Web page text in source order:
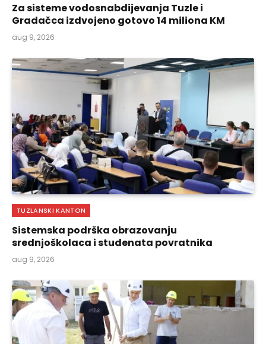
Za sisteme vodosnabdijevanja Tuzle i
Gradačca izdvojeno gotovo 14 miliona KM
aug 9, 2026
TUZLANSKI KANTON
Sistemska podrška obrazovanju
srednjoškolaca i studenata povratnika
aug 9, 2026